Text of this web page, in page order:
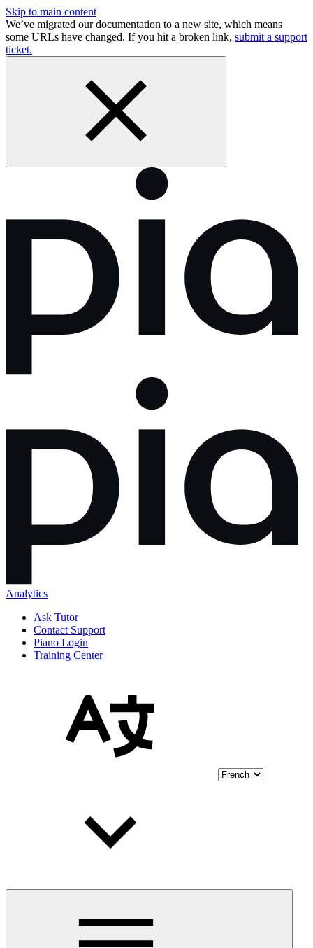
Skip to main content
We’ve migrated our documentation to a new site, which means
some URLs have changed. If you hit a broken link, submit a support
ticket.
Analytics
Ask Tutor
Contact Support
Piano Login
Training Center